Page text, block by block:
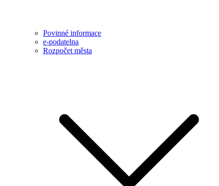
Povinné informace
e-podatelna
Rozpočet města